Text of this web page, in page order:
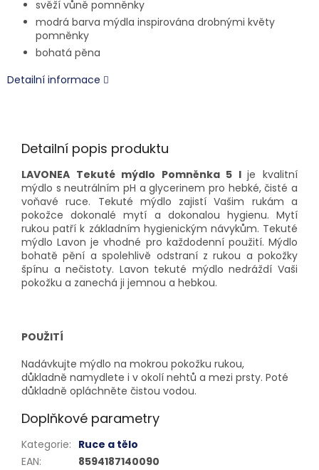
svěží vůně pomněnky
modrá barva mýdla inspirována drobnými květy
pomněnky
bohatá pěna
Detailní informace
Detailní popis produktu
LAVONEA Tekuté mýdlo Pomněnka 5 lje kvalitní
mýdlo s neutrálním pH a glycerinem pro hebké, čisté a
voňavé ruce. Tekuté mýdlo zajistí Vašim rukám a
pokožce dokonalé mytí a dokonalou hygienu. Mytí
rukou patří k základním hygienickým návykům. Tekuté
mýdlo Lavon je vhodné pro každodenní použití. Mýdlo
bohatě pění a spolehlivě odstraní z rukou a pokožky
špínu a nečistoty. Lavon tekuté mýdlo nedráždí Vaši
pokožku a zanechá ji jemnou a hebkou.
POUŽITÍ
Nadávkujte mýdlo na mokrou pokožku rukou,
důkladně namydlete i v okolí nehtů a mezi prsty. Poté
důkladně opláchněte čistou vodou.
Doplňkové parametry
Kategorie: Ruce a tělo
EAN:
8594187140090